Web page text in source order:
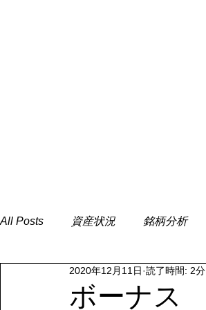
All Posts 資産状況 銘柄分析
ボーナス
2020年12月11日 読了時間: 2分